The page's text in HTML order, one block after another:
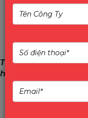
Triển lãm Secutech
hàng TENDA và IP-